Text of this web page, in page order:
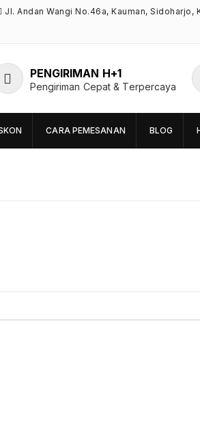
Jl. Andan Wangi No.46a, Kauman,
PENGIRIMAN H+1
Pengiriman Cepat & Terpercaya
CARA PEMESANAN BLOG